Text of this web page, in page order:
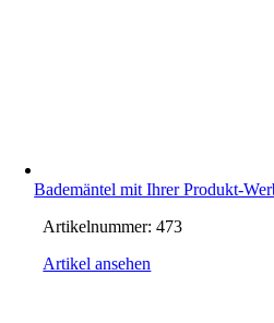
Bademäntel mit Ihrer Produkt-
Artikelnummer:473
Artikel ansehen